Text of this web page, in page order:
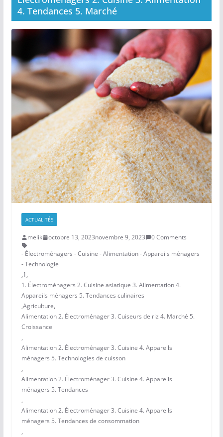
4. Tendances 5. Marché
ACTUALITÉS
melik octobre 13, 2023novembre 9, 2023
0 Comments
- Électroménagers - Cuisine - Alimentation - Appareils ménagers
- Technologie
,1,
1. Électroménagers 2. Cuisine asiatique 3. Alimentation 4.
Appareils ménagers 5. Tendances culinaires
,Agriculture,
Alimentation 2. Électroménager 3. Cuiseurs de riz 4. Marché 5.
Croissance
,
Alimentation 2. Électroménager 3. Cuisine 4. Appareils
ménagers 5. Technologies de cuisson
,
Alimentation 2. Électroménager 3. Cuisine 4. Appareils
ménagers 5. Tendances
,
Alimentation 2. Électroménager 3. Cuisine 4. Appareils
ménagers 5. Tendances de consommation
,